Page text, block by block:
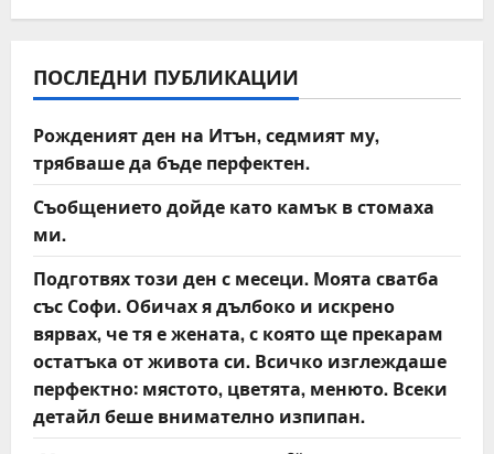
v
i
g
a
t
i
o
n
ПОСЛЕДНИ ПУБЛИКАЦИИ
Рожденият ден на Итън, седмият му,
трябваше да бъде перфектен.
Съобщението дойде като камък в стомаха
ми.
Подготвях този ден с месеци. Моята сватба
със Софи. Обичах я дълбоко и искрено
вярвах, че тя е жената, с която ще прекарам
остатъка от живота си. Всичко изглеждаше
перфектно: мястото, цветята, менюто. Всеки
детайл беше внимателно изпипан.